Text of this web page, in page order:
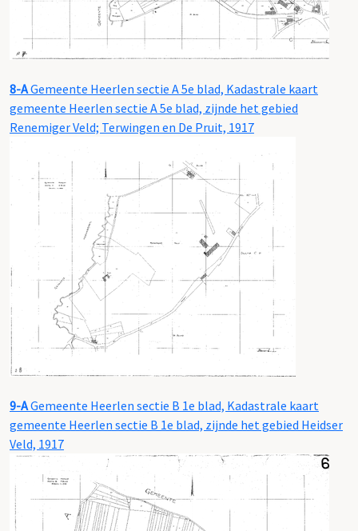
8-AGemeente Heerlen sectie A 5e blad, Kadastrale kaart
gemeente Heerlen sectie A 5e blad, zijnde het gebied
Renemiger Veld; Terwingen en De Pruit, 1917
9-AGemeente Heerlen sectie B 1e blad, Kadastrale kaart
gemeente Heerlen sectie B 1e blad, zijnde het gebied Heidser
Veld, 1917